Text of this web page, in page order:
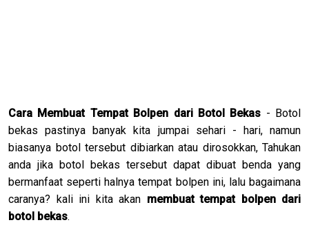
Cara Membuat Tempat Bolpen dari Botol Bekas - Botol
bekas pastinya banyak kita jumpai sehari - hari, namun
biasanya botol tersebut dibiarkan atau dirosokkan, Tahukan
anda jika botol bekas tersebut dapat dibuat benda yang
bermanfaat seperti halnya tempat bolpen ini, lalu bagaimana
caranya? kali ini kita akan membuat tempat bolpen dari
botol bekas.